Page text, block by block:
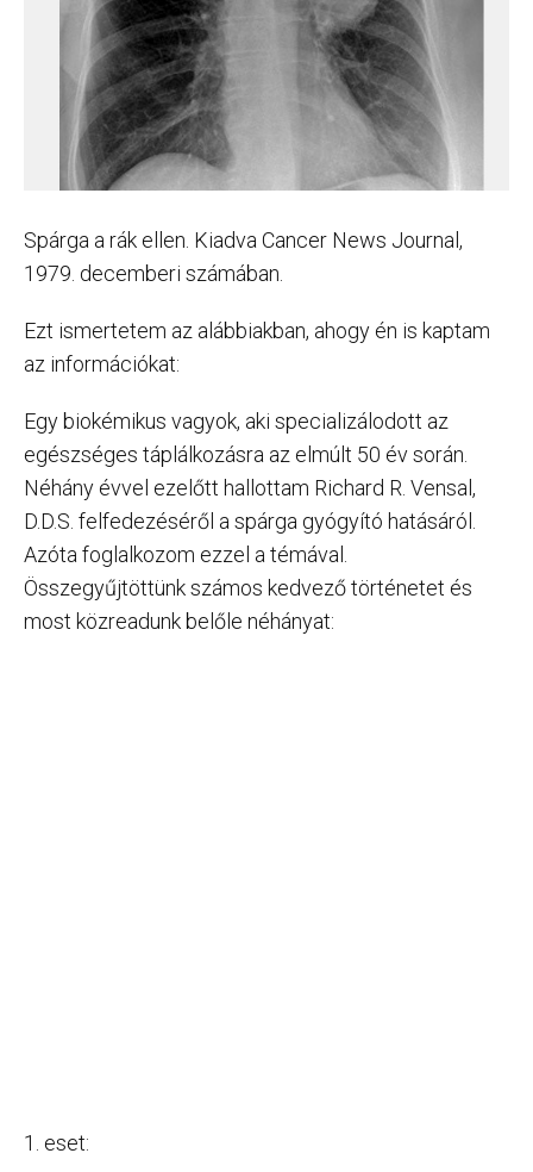
Spárga a rák ellen. Kiadva Cancer News Journal,
1979. decemberi számában.
Ezt ismertetem az alábbiakban, ahogy én is kaptam
az információkat:
Egy biokémikus vagyok, aki specializálodott az
egészséges táplálkozásra az elmúlt 50 év során.
Néhány évvel ezelőtt hallottam Richard R. Vensal,
D.D.S. felfedezéséről a spárga gyógyító hatásáról.
Azóta foglalkozom ezzel a témával.
Összegyűjtöttünk számos kedvező történetet és
most közreadunk belőle néhányat:
1. eset: